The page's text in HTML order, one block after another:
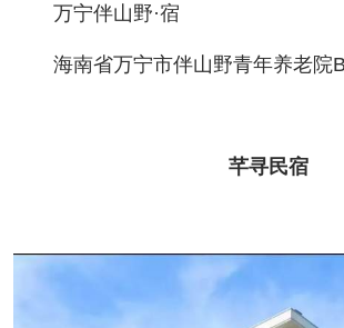
万宁伴山野·宿
海南省万宁市伴山野青年养老院
芊寻民宿